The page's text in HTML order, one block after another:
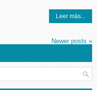
Leer más...
Newer posts »